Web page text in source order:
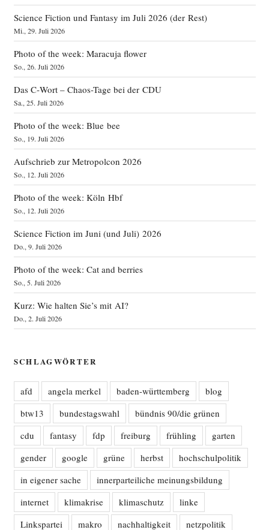
Science Fiction und Fantasy im Juli 2026 (der Rest)
Mi., 29. Juli 2026
Photo of the week: Maracuja flower
So., 26. Juli 2026
Das C‑Wort – Chaos-Tage bei der CDU
Sa., 25. Juli 2026
Photo of the week: Blue bee
So., 19. Juli 2026
Aufschrieb zur Metropolcon 2026
So., 12. Juli 2026
Photo of the week: Köln Hbf
So., 12. Juli 2026
Science Fiction im Juni (und Juli) 2026
Do., 9. Juli 2026
Photo of the week: Cat and berries
So., 5. Juli 2026
Kurz: Wie halten Sie’s mit AI?
Do., 2. Juli 2026
SCHLAGWÖRTER
afd angela merkel baden-württemberg
blog
btw13
bundestagswahl
bündnis 90/die grünen
cdu
fantasy fdp freiburg frühling
garten
gender
google grüne herbst
hochschulpolitik
in eigener sache
innerparteiliche meinungsbildung
internet
klimakrise klimaschutz
linke
Linkspartei
makro nachhaltigkeit netzpolitik